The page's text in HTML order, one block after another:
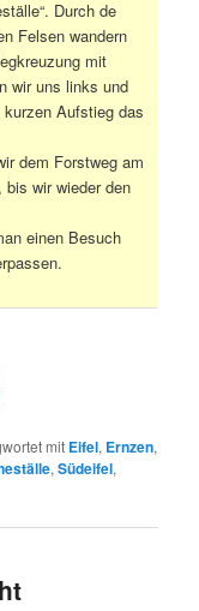
Durch de
Felsen wandern
mit
wir uns links und
Aufstieg das
dem Forstweg am
bis wir wieder den
einen Besuch
mit Eifel, Ernzen,
,Südeifel,